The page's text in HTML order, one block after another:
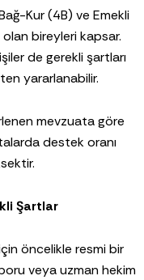
Kur (4B) ve Emekli
olan bireyleri kapsar.
de gerekli şartları
yararlanabilir.
mevzuata göre
destek oranı
Şartlar
öncelikle resmi bir
veya uzman hekim